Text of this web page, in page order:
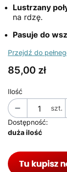
Lustrzany
na rdzę.
Pasuje do
Przejdź do
Cena
85,00 zł
Ilość
szt.
Dostępność:
duża ilość